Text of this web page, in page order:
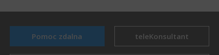
Pomoc zdalna teleKonsultant